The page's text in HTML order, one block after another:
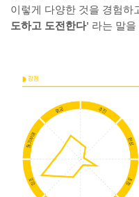
이렇게 다양한 것을 경험하
도하고 도전한다' 라는 말